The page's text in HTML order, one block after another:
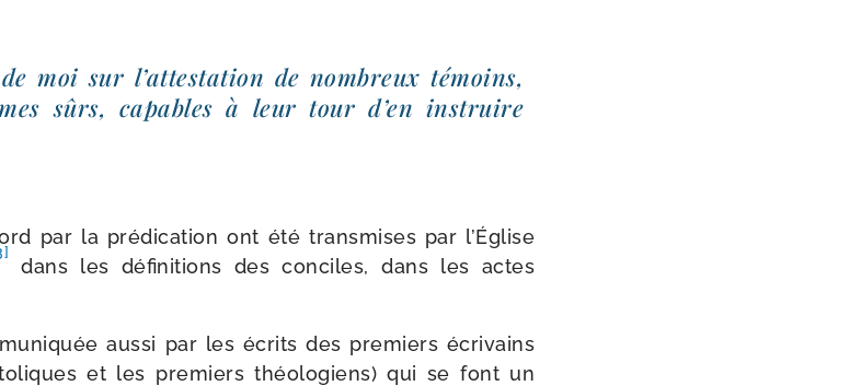
moi sur l’at­tes­ta­tion de nom­breux témoins,
sûrs, capables à leur tour d’en ins­truire
par la pré­di­ca­tion ont été trans­mises par l’Église
dans les défi­ni­tions des conciles, dans les actes
aus­si par les écrits des pre­miers écri­vains
et les pre­miers théo­lo­giens) qui se font un